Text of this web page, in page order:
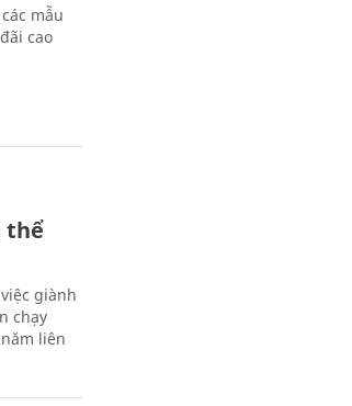
mẫu
cao
thể
giành
chạy
liên